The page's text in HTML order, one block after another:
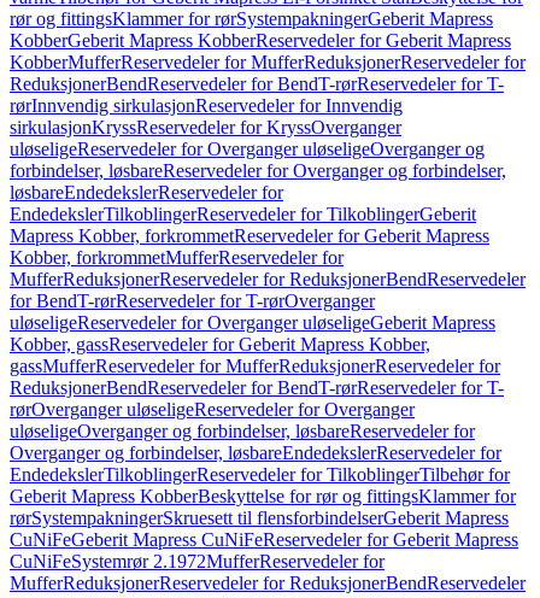
rør og fittingsKlammer for rørSystempakningerGeberit Mapress
KobberGeberit Mapress KobberReservedeler for Geberit Mapress
KobberMufferReservedeler for MufferReduksjonerReservedeler for
ReduksjonerBendReservedeler for BendT-rørReservedeler for T-
rørInnvendig sirkulasjonReservedeler for Innvendig
sirkulasjonKryssReservedeler for KryssOverganger
uløseligeReservedeler for Overganger uløseligeOverganger og
forbindelser, løsbareReservedeler for Overganger og forbindelser,
løsbareEndedekslerReservedeler for
EndedekslerTilkoblingerReservedeler for TilkoblingerGeberit
Mapress Kobber, forkrommetReservedeler for Geberit Mapress
Kobber, forkrommetMufferReservedeler for
MufferReduksjonerReservedeler for ReduksjonerBendReservedeler
for BendT-rørReservedeler for T-rørOverganger
uløseligeReservedeler for Overganger uløseligeGeberit Mapress
Kobber, gassReservedeler for Geberit Mapress Kobber,
gassMufferReservedeler for MufferReduksjonerReservedeler for
ReduksjonerBendReservedeler for BendT-rørReservedeler for T-
rørOverganger uløseligeReservedeler for Overganger
uløseligeOverganger og forbindelser, løsbareReservedeler for
Overganger og forbindelser, løsbareEndedekslerReservedeler for
EndedekslerTilkoblingerReservedeler for TilkoblingerTilbehør for
Geberit Mapress KobberBeskyttelse for rør og fittingsKlammer for
rørSystempakningerSkruesett til flensforbindelserGeberit Mapress
CuNiFeGeberit Mapress CuNiFeReservedeler for Geberit Mapress
CuNiFeSystemrør 2.1972MufferReservedeler for
MufferReduksjonerReservedeler for ReduksjonerBendReservedeler